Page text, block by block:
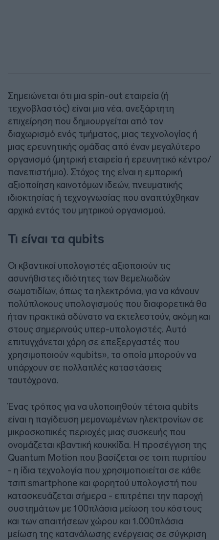
Σημειώνεται ότι μια spin-out εταιρεία (ή
τεχνοβλαστός) είναι μια νέα, ανεξάρτητη
επιχείρηση που δημιουργείται από τον
διαχωρισμό ενός τμήματος, μιας τεχνολογίας ή
μιας ερευνητικής ομάδας από έναν μεγαλύτερο
οργανισμό (μητρική εταιρεία ή ερευνητικό κέντρο/
πανεπιστήμιο). Στόχος της είναι η εμπορική
αξιοποίηση καινοτόμων ιδεών, πνευματικής
ιδιοκτησίας ή τεχνογνωσίας που αναπτύχθηκαν
αρχικά εντός του μητρικού οργανισμού.
Τι είναι τα qubits
Οι κβαντικοί υπολογιστές αξιοποιούν τις
ασυνήθιστες ιδιότητες των θεμελιωδών
σωματιδίων, όπως τα ηλεκτρόνια, για να κάνουν
πολύπλοκους υπολογισμούς που διαφορετικά θα
ήταν πρακτικά αδύνατο να εκτελεστούν, ακόμη και
στους σημερινούς υπερ-υπολογιστές. Αυτό
επιτυγχάνεται χάρη σε επεξεργαστές που
χρησιμοποιούν «qubits», τα οποία μπορούν να
υπάρχουν σε πολλαπλές καταστάσεις
ταυτόχρονα.
Ένας τρόπος για να υλοποιηθούν τέτοια qubits
είναι η παγίδευση μεμονωμένων ηλεκτρονίων σε
μικροσκοπικές περιοχές μιας συσκευής που
ονομάζεται κβαντική κουκκίδα. Η προσέγγιση της
Quantum Motion που βασίζεται σε τσιπ πυριτίου
- η ίδια τεχνολογία που χρησιμοποιείται σε κάθε
τσιπ smartphone και φορητού υπολογιστή που
κατασκευάζεται σήμερα - επιτρέπει την παροχή
συστημάτων με 100πλάσια μείωση του κόστους
και των απαιτήσεων χώρου και 1.000πλάσια
μείωση της κατανάλωσης ενέργειας σε σύγκριση